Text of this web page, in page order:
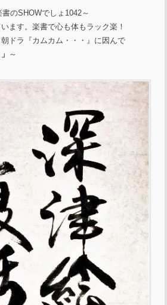
のSHOWでしょ1042～
ます。楽書で心も体もラック楽！
ドラ『カムカム・・・』に因んで
～